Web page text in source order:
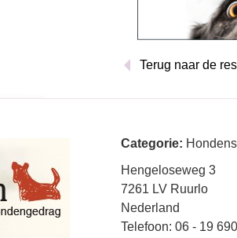
Terug naar de
Categorie:
Hengeloseweg 3
7261 LV Ruurlo
Nederland
Telefoon: 06 - 19